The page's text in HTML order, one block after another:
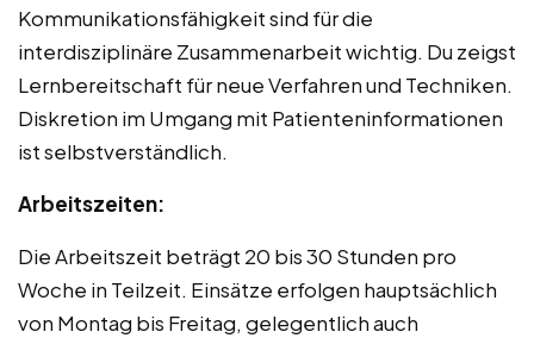
Kommunikationsfähigkeit sind für die
interdisziplinäre Zusammenarbeit wichtig. Du zeigst
Lernbereitschaft für neue Verfahren und Techniken.
Diskretion im Umgang mit Patienteninformationen
ist selbstverständlich.
Arbeitszeiten:
Die Arbeitszeit beträgt 20 bis 30 Stunden pro
Woche in Teilzeit. Einsätze erfolgen hauptsächlich
von Montag bis Freitag, gelegentlich auch